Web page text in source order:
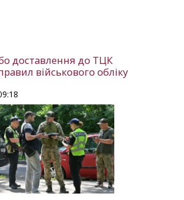
доставлення до ТЦК
військового обліку